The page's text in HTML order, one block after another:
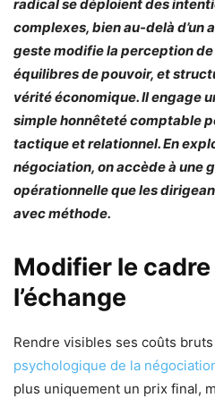
radical se déploient des
complexes, bien au-delà d’un
geste modifie la perception
équilibres de pouvoir, et
vérité économique. Il engage
simple honnêteté comptable
tactique et relationnel. En
négociation, on accède à une
opérationnelle que les
avec méthode.
Modifier le
l’échange
Rendre visibles ses coûts bruts
psychologique de la
plus uniquement un prix final,